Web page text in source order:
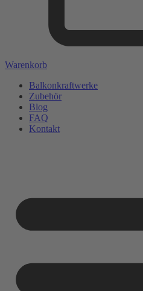
Warenkorb
Balkonkraftwerke
Zubehör
Blog
FAQ
Kontakt